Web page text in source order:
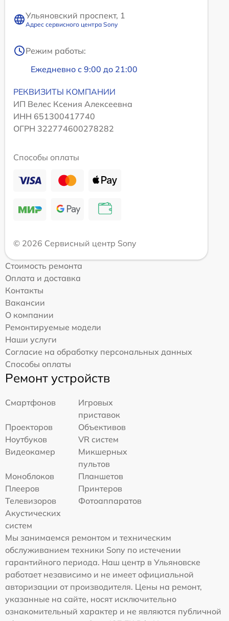
Ульяновский проспект, 1
Адрес сервисного центра Sony
Режим работы:
Ежедневно с 9:00 до 21:00
РЕКВИЗИТЫ КОМПАНИИ
ИП Велес Ксения Алексеевна
ИНН 651300417740
ОГРН 322774600278282
Способы оплаты
© 2026 Сервисный центр Sony
Стоимость ремонта
Оплата и доставка
Контакты
Вакансии
О компании
Ремонтируемые модели
Наши услуги
Согласие на обработку персональных данных
Способы оплаты
Ремонт устройств
Смартфонов
Игровых
приставок
Проекторов
Объективов
Ноутбуков
VR систем
Видеокамер
Микшерных
пультов
Моноблоков
Планшетов
Плееров
Принтеров
Телевизоров
Фотоаппаратов
Акустических
систем
Мы занимаемся ремонтом и техническим
обслуживанием техники Sony по истечении
гарантийного периода. Наш центр в Ульяновске
работает независимо и не имеет официальной
авторизации от производителя. Цены на ремонт,
указанные на сайте, носят исключительно
ознакомительный характер и не являются публичной